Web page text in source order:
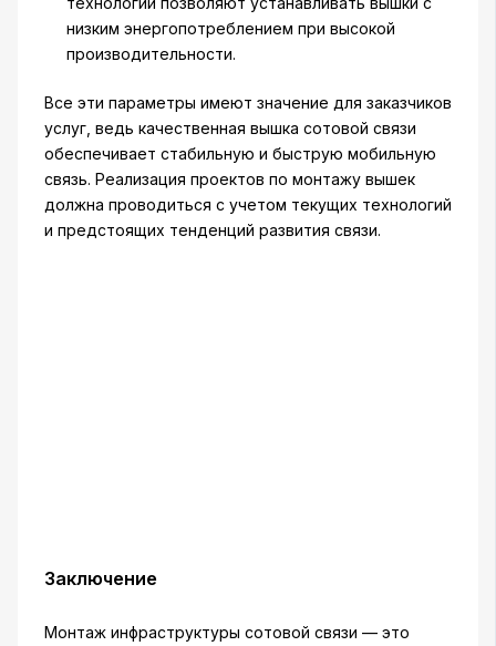
низким энергопотреблением при высокой
производительности.
Все эти параметры имеют значение для заказчиков
услуг, ведь качественная вышка сотовой связи
обеспечивает стабильную и быструю мобильную
связь. Реализация проектов по монтажу вышек
должна проводиться с учетом текущих технологий
и предстоящих тенденций развития связи.
Заключение
Монтаж инфраструктуры сотовой связи — это